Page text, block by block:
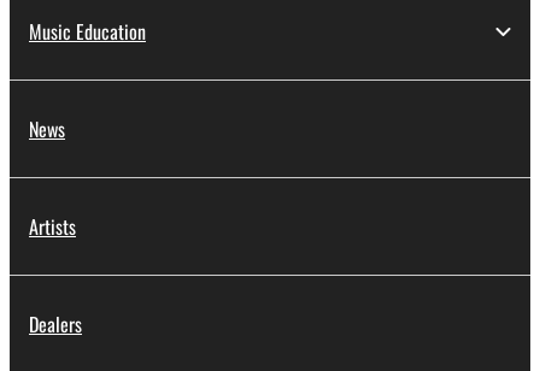
Music Education
News
Artists
Dealers